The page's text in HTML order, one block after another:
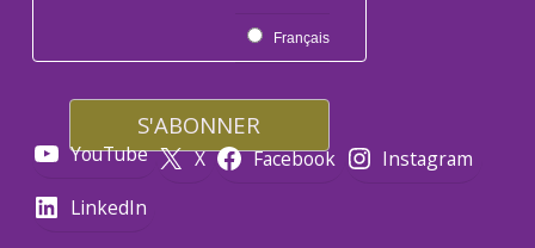
Français
YouTube X Facebook
Instagram
LinkedIn